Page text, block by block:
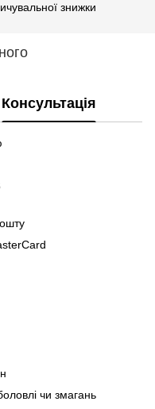
знижки
Консультація
чи змагань